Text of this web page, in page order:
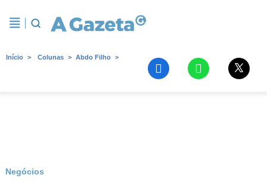
Início Colunas Abdo Filho
Negócios